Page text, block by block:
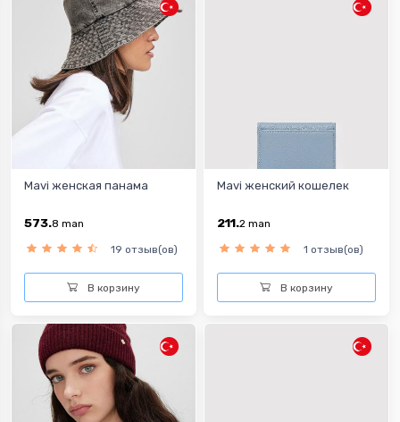
Mavi женская панама
573.8 man
19 отзыв(ов)
В корзину
Mavi женский кошелек
211.2 man
1 отзыв(ов)
В корзину